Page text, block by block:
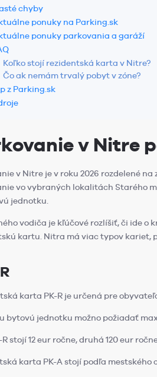
chyby
ponuky na Parking.sk
ponuky parkovania a garáží
Koľko stojí rezidentská karta v Nitre?
Čo ak nemám trvalý pobyt v zóne?
z Parking.sk
v Nitre
v Nitre je v roku 2026 rozdelené
vo vybraných lokalitách Starého
jednotku.
vodiča je kľúčové rozlíšiť, či ide
kartu. Nitra má viac typov kariet,
karta PK-R je určená pre
bytovú jednotku možno požiadať
R stojí 12 eur ročne, druhá 120 eur
karta PK-A stojí podľa mestského